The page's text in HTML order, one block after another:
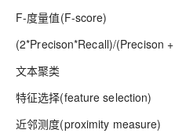
F-度量值(F-score)
(2*Precison*Recall)/(Precison
文本聚类
特征选择(feature selection)
近邻测度(proximity measure)